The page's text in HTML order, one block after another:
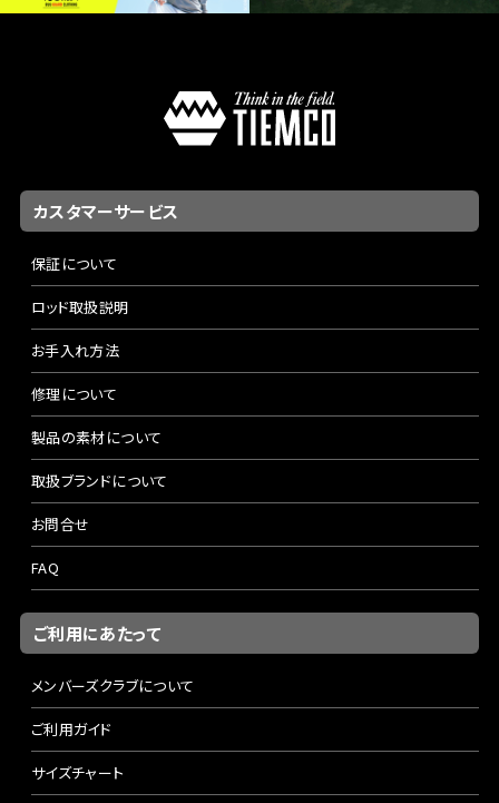
カスタマーサービス
保証について
ロッド取扱説明
お手入れ方法
修理について
製品の素材について
取扱ブランドについて
お問合せ
FAQ
ご利用にあたって
メンバーズクラブについて
ご利用ガイド
サイズチャート